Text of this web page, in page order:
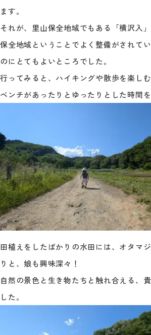
ます。
それが、里山保全地域でもある「横沢入」
保全地域ということでよく整備がされて
のにとてもよいところでした。
行ってみると、ハイキングや散歩を楽し
ベンチがあったりとゆったりとした時間を
田植えをしたばかりの水田には、オタマ
りと、娘も興味深々！
自然の景色と生き物たちと触れ合える、
した。